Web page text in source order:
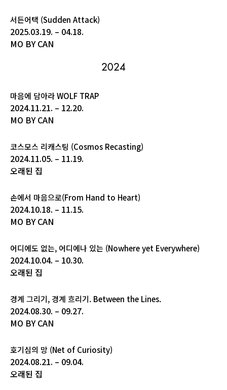
서든어택 (Sudden Attack)
2025.03.19. – 04.18.
MO BY CAN
2024
마음에 담아라 WOLF TRAP
2024.11.21. – 12.20.
MO BY CAN
코스모스 리캐스팅 (Cosmos Recasting)
2024.11.05. – 11.19.
오래된 집
손에서 마음으로(From Hand to Heart)
2024.10.18. – 11.15.
MO BY CAN
어디에도 없는, 어디에나 있는 (Nowhere yet Everywhere)
2024.10.04. – 10.30.
오래된 집
경계 그리기, 경계 흐리기. Between the Lines.
2024.08.30. – 09.27.
MO BY CAN
호기심의 망 (Net of Curiosity)
2024.08.21. – 09.04.
오래된 집